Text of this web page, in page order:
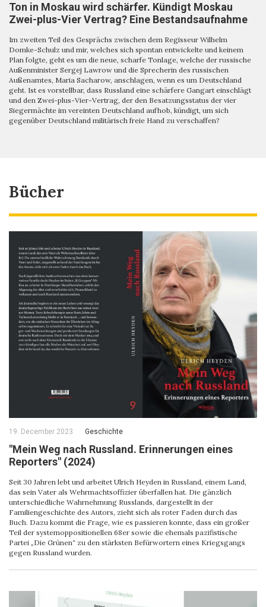
Ton in Moskau wird schärfer. Kündigt Moskau
Zwei-plus-Vier Vertrag? Eine Bestandsaufnahme
Im zweiten Teil des Gesprächs zwischen dem Regisseur Wilhelm
Domke-Schulz und mir, welches sich spontan entwickelte und keinem
Plan folgte, geht es um die neue, scharfe Tonlage, welche der russische
Außenminister Sergej Lawrow und die Sprecherin des russischen
Außenamtes, Maria Sacharow, anschlagen, wenn es um Deutschland
geht. Ist es vorstellbar, dass Russland eine schärfere Gangart einschlägt
und den Zwei-plus-Vier-Vertrag, der den Besatzungsstatus der vier
Siegermächte im vereinten Deutschland aufhob, kündigt, um sich
gegenüber Deutschland militärisch freie Hand zu verschaffen?
Bücher
19. December 2023 Geschichte
"Mein Weg nach Russland. Erinnerungen eines
Reporters" (2024)
Seit 30 Jahren lebt und arbeitet Ulrich Heyden in Russland, einem Land,
das sein Vater als Wehrmachtsoffizier überfallen hat. Die gänzlich
unterschiedliche Wahrnehmung Russlands, dargestellt in der
Familiengeschichte des Autors, zieht sich als roter Faden durch das
Buch. Dazu kommt die Frage, wie es passieren konnte, dass ein großer
Teil der systemoppositionellen 68er sowie die ehemals pazifistische
Partei „Die Grünen“ zu den stärksten Befürwortern eines Kriegsgangs
gegen Russland wurden.